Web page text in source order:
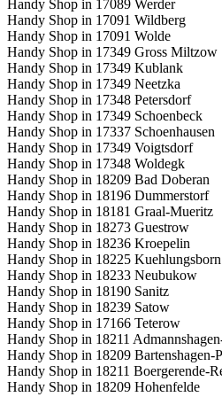
Handy Shop in 17089 Werder
Handy Shop in 17091 Wildberg
Handy Shop in 17091 Wolde
Handy Shop in 17349 Gross Miltzow
Handy Shop in 17349 Kublank
Handy Shop in 17349 Neetzka
Handy Shop in 17348 Petersdorf
Handy Shop in 17349 Schoenbeck
Handy Shop in 17337 Schoenhausen
Handy Shop in 17349 Voigtsdorf
Handy Shop in 17348 Woldegk
Handy Shop in 18209 Bad Doberan
Handy Shop in 18196 Dummerstorf
Handy Shop in 18181 Graal-Mueritz
Handy Shop in 18273 Guestrow
Handy Shop in 18236 Kroepelin
Handy Shop in 18225 Kuehlungsborn
Handy Shop in 18233 Neubukow
Handy Shop in 18190 Sanitz
Handy Shop in 18239 Satow
Handy Shop in 17166 Teterow
Handy Shop in 18211
Handy Shop in 18209 Bartenshagen-
Handy Shop in 18211 Boergerende-
Handy Shop in 18209 Hohenfelde